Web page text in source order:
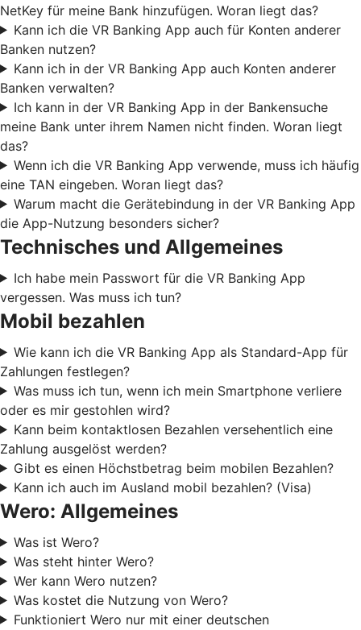
NetKey für meine Bank hinzufügen. Woran liegt das?
Kann ich die VR Banking App auch für Konten anderer
Banken nutzen?
Kann ich in der VR Banking App auch Konten anderer
Banken verwalten?
Ich kann in der VR Banking App in der Bankensuche
meine Bank unter ihrem Namen nicht finden. Woran liegt
das?
Wenn ich die VR Banking App verwende, muss ich häufig
eine TAN eingeben. Woran liegt das?
Warum macht die Gerätebindung in der VR Banking App
die App-Nutzung besonders sicher?
Technisches und Allgemeines
Ich habe mein Passwort für die VR Banking App
vergessen. Was muss ich tun?
Mobil bezahlen
Wie kann ich die VR Banking App als Standard-App für
Zahlungen festlegen?
Was muss ich tun, wenn ich mein Smartphone verliere
oder es mir gestohlen wird?
Kann beim kontaktlosen Bezahlen versehentlich eine
Zahlung ausgelöst werden?
Gibt es einen Höchstbetrag beim mobilen Bezahlen?
Kann ich auch im Ausland mobil bezahlen? (Visa)
Wero: Allgemeines
Was ist Wero?
Was steht hinter Wero?
Wer kann Wero nutzen?
Was kostet die Nutzung von Wero?
Funktioniert Wero nur mit einer deutschen